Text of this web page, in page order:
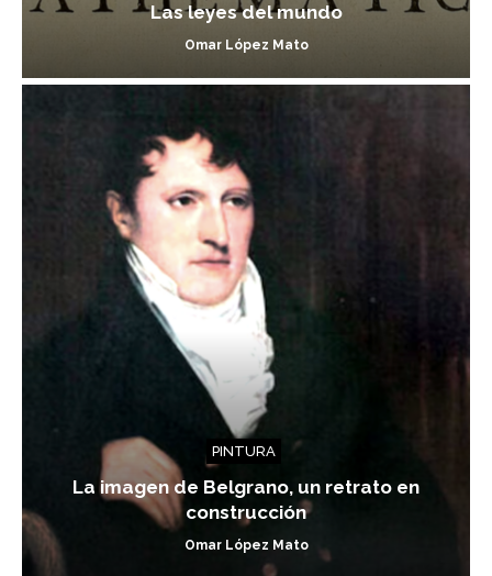
Las leyes del mundo
Omar López Mato
PINTURA
La imagen de Belgrano, un retrato en
construcción
Omar López Mato